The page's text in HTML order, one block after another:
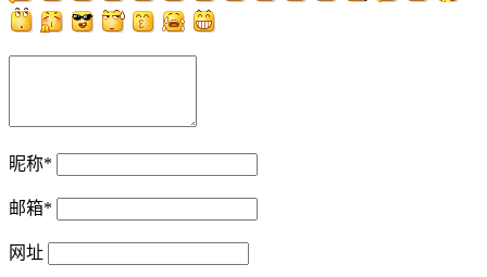
昵称*
邮箱*
网址